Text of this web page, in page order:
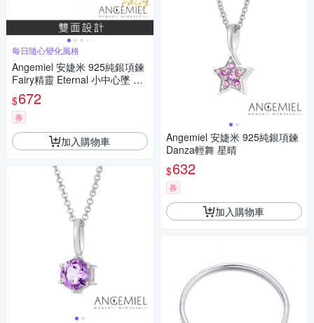
每日隨心變化風格
Angemiel 安婕米 925純銀項鍊
Fairy精靈 Eternal 小中心墜 綠
鑽滿鑽
$672
券
加入購物車
Angemiel 安婕米 925純銀項鍊
Danza輕舞 星晴
$632
券
加入購物車